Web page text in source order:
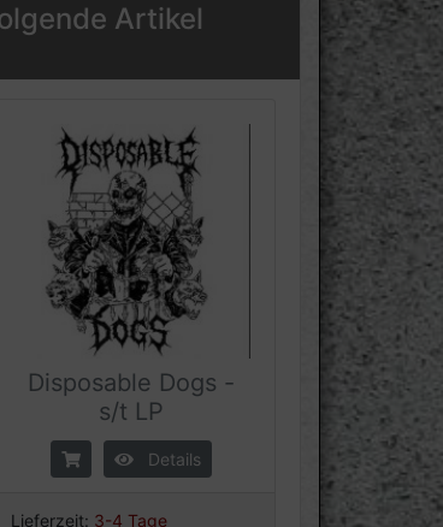
Artikel
Disposable Dogs -
s/t LP
Details
Lieferzeit: 3-4 Tage